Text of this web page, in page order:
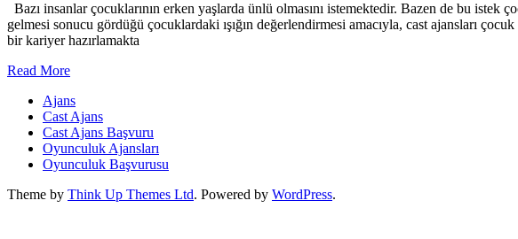
Bazı insanlar çocuklarının erken yaşlarda ünlü olmasını istemektedir. Bazen de bu istek
gelmesi sonucu gördüğü çocuklardaki ışığın değerlendirmesi amacıyla, cast ajansları
bir kariyer hazırlamakta
Read More
Ajans
Cast Ajans
Cast Ajans Başvuru
Oyunculuk Ajansları
Oyunculuk Başvurusu
Theme by Think Up Themes Ltd. Powered by WordPress.